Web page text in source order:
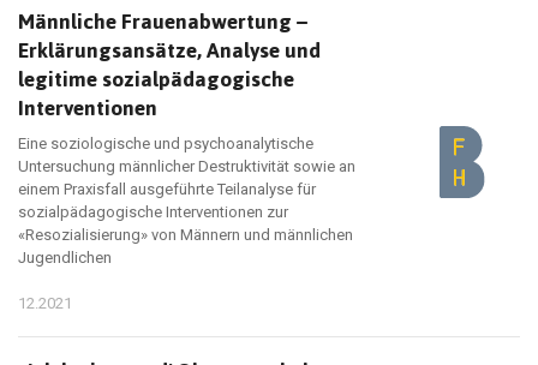
Männliche Frauenabwertung –
Erklärungsansätze, Analyse und
legitime sozialpädagogische
Interventionen
Eine soziologische und psychoanalytische
Untersuchung männlicher Destruktivität sowie an
einem Praxisfall ausgeführte Teilanalyse für
sozialpädagogische Interventionen zur
«Resozialisierung» von Männern und männlichen
Jugendlichen
12.2021